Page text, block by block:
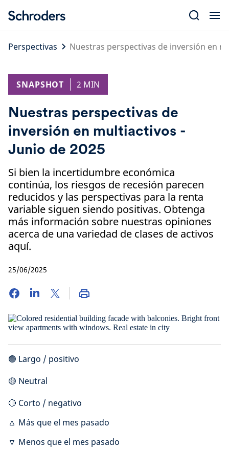
content
Perspectivas
Nuestras perspectivas de inversión en
SNAPSHOT 2 MIN
Nuestras perspectivas de
inversión en multiactivos -
Junio de 2025
Si bien la incertidumbre económica
continúa, los riesgos de recesión parecen
reducidos y las perspectivas para la renta
variable siguen siendo positivas. Obtenga
más información sobre nuestras opiniones
acerca de una variedad de clases de activos
aquí.
25/06/2025
🟢 Largo / positivo
🟡 Neutral
🔴 Corto / negativo
🔼 Más que el mes pasado
🔽 Menos que el mes pasado